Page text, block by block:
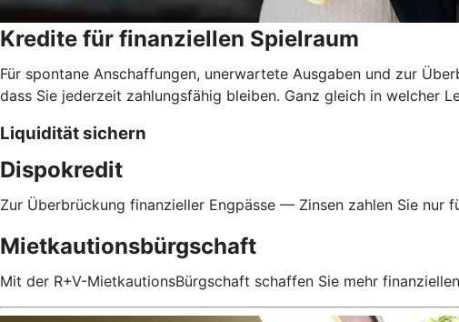
Kredite für finanziellen Spielraum
Für spontane Anschaffungen, unerwartete Ausgaben und zur
dass Sie jederzeit zahlungsfähig bleiben. Ganz gleich in welcher
Liquidität sichern
Dispokredit
Zur Überbrückung finanzieller Engpässe — Zinsen zahlen Sie nur
Mietkautionsbürgschaft
Mit der R+V-MietkautionsBürgschaft schaffen Sie mehr